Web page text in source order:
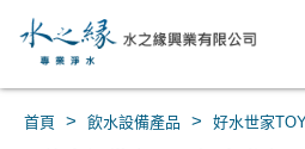
首頁 > 飲水設備產品 > 好水世家